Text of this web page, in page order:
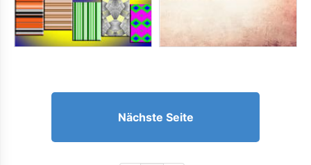
Nächste Seite